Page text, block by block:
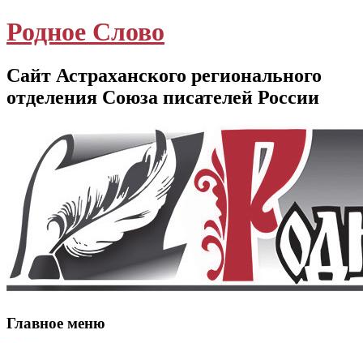
Родное Слово
Сайт Астраханского регионального
отделения Союза писателей России
Главное меню